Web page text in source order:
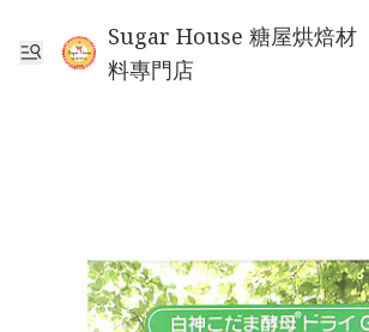
Sugar House 糖屋烘焙材
料專門店